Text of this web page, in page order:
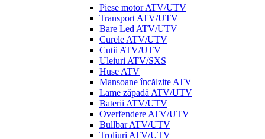
Piese motor ATV/UTV
Transport ATV/UTV
Bare Led ATV/UTV
Curele ATV/UTV
Cutii ATV/UTV
Uleiuri ATV/SXS
Huse ATV
Mansoane încălzite ATV
Lame zăpadă ATV/UTV
Baterii ATV/UTV
Overfendere ATV/UTV
Bullbar ATV/UTV
Troliuri ATV/UTV